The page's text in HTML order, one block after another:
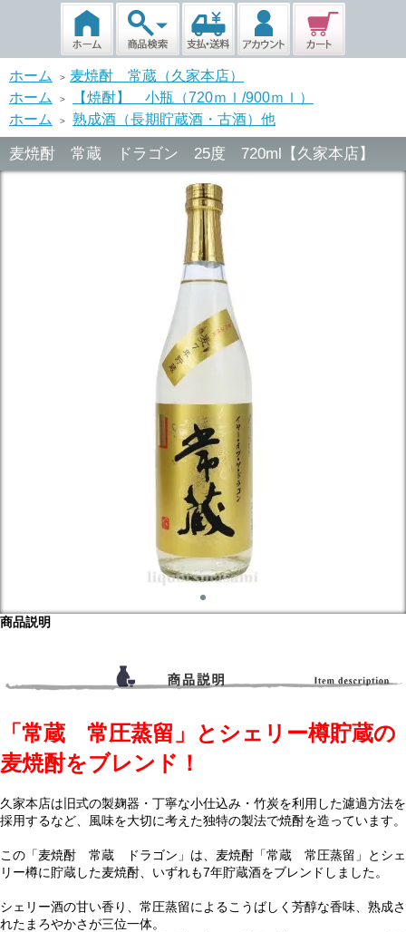
ホーム > 麦焼酎 常蔵（久家本店）
ホーム
>
【焼酎】 小瓶（720ｍｌ/900ｍｌ）
ホーム
> 熟成酒（長期貯蔵酒・古酒）他
麦焼酎 常蔵 ドラゴン 25度 720ml【久家本店】
商品説明
「常蔵 常圧蒸留」とシェリー樽貯蔵の
麦焼酎をブレンド！
久家本店は旧式の製麹器・丁寧な小仕込み・竹炭を利用した濾過方法を
採用するなど、風味を大切に考えた独特の製法で焼酎を造っています。
この「麦焼酎 常蔵 ドラゴン」は、麦焼酎「常蔵 常圧蒸留」とシェ
リー樽に貯蔵した麦焼酎、いずれも7年貯蔵酒をブレンドしました。
シェリー酒の甘い香り、常圧蒸留によるこうばしく芳醇な香味、熟成さ
れたまろやかさが三位一体。